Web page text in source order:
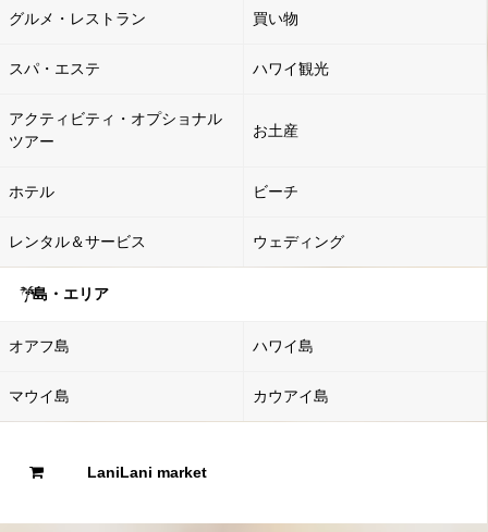
グルメ・レストラン 買い物
スパ・エステ ハワイ観光
アクティビティ・オプショナル
ツアー
お土産
ホテル ビーチ
レンタル＆サービス ウェディング
島・エリア
オアフ島 ハワイ島
マウイ島 カウアイ島
LaniLani market